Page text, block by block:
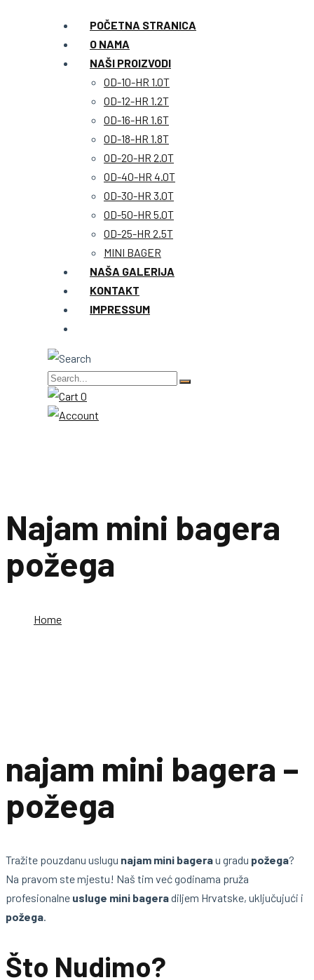
POČETNA STRANICA
O NAMA
NAŠI PROIZVODI
OD-10-HR 1.0T
OD-12-HR 1.2T
OD-16-HR 1.6T
OD-18-HR 1.8T
OD-20-HR 2.0T
OD-40-HR 4.0T
OD-30-HR 3.0T
OD-50-HR 5.0T
OD-25-HR 2.5T
MINI BAGER
NAŠA GALERIJA
KONTAKT
IMPRESSUM
0
Najam mini bagera
požega
Home
najam mini bagera –
požega
Tražite pouzdanu uslugu najam mini bagerau gradu požega?
Na pravom ste mjestu! Naš tim već godinama pruža
profesionalne usluge mini bageradiljem Hrvatske, uključujući i
požega.
Što Nudimo?